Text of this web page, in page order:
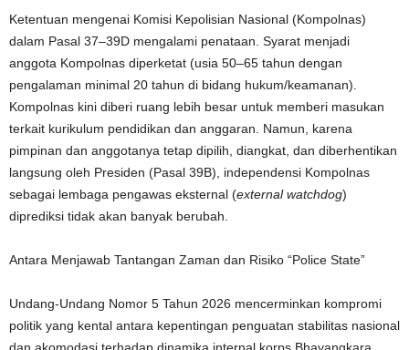
Ketentuan mengenai Komisi Kepolisian Nasional (Kompolnas)
dalam Pasal 37–39D mengalami penataan. Syarat menjadi
anggota Kompolnas diperketat (usia 50–65 tahun dengan
pengalaman minimal 20 tahun di bidang hukum/keamanan).
Kompolnas kini diberi ruang lebih besar untuk memberi masukan
terkait kurikulum pendidikan dan anggaran. Namun, karena
pimpinan dan anggotanya tetap dipilih, diangkat, dan diberhentikan
langsung oleh Presiden (Pasal 39B), independensi Kompolnas
sebagai lembaga pengawas eksternal (external watchdog)
diprediksi tidak akan banyak berubah.
Antara Menjawab Tantangan Zaman dan Risiko “Police State”
Undang-Undang Nomor 5 Tahun 2026 mencerminkan kompromi
politik yang kental antara kepentingan penguatan stabilitas nasional
dan akomodasi terhadap dinamika internal korps Bhayangkara.